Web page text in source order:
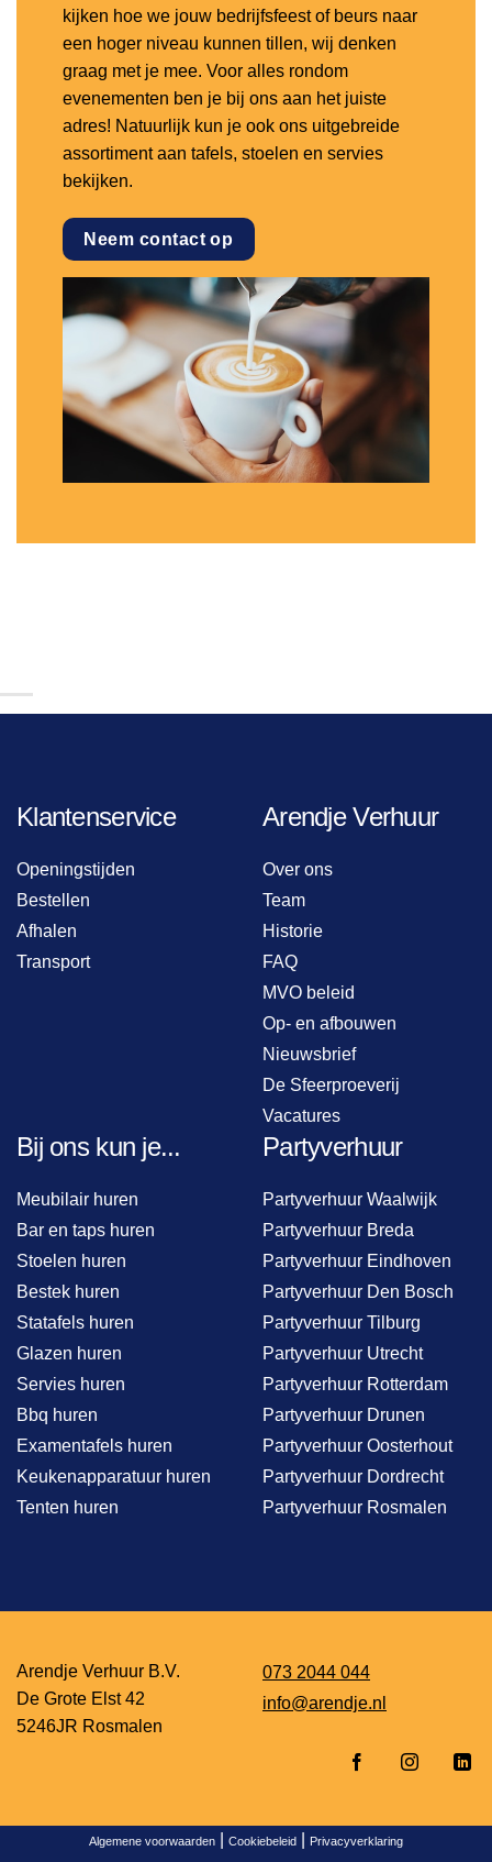
kijken hoe we jouw bedrijfsfeest of beurs naar
een hoger niveau kunnen tillen, wij denken
graag met je mee. Voor alles rondom
evenementen ben je bij ons aan het juiste
adres! Natuurlijk kun je ook ons uitgebreide
assortiment aan tafels, stoelen en servies
bekijken.
Neem contact op
Klantenservice
Openingstijden
Bestellen
Afhalen
Transport
Arendje Verhuur
Over ons
Team
Historie
FAQ
MVO beleid
Op- en afbouwen
Nieuwsbrief
De Sfeerproeverij
Vacatures
Bij ons kun je...
Meubilair huren
Bar en taps huren
Stoelen huren
Bestek huren
Statafels huren
Glazen huren
Servies huren
Bbq huren
Examentafels huren
Keukenapparatuur huren
Tenten huren
Partyverhuur
Partyverhuur Waalwijk
Partyverhuur Breda
Partyverhuur Eindhoven
Partyverhuur Den Bosch
Partyverhuur Tilburg
Partyverhuur Utrecht
Partyverhuur Rotterdam
Partyverhuur Drunen
Partyverhuur Oosterhout
Partyverhuur Dordrecht
Partyverhuur Rosmalen
Arendje Verhuur B.V.
De Grote Elst 42
5246JR Rosmalen
073 2044 044
info@arendje.nl
Algemene voorwaarden Cookiebeleid Privacyverklaring